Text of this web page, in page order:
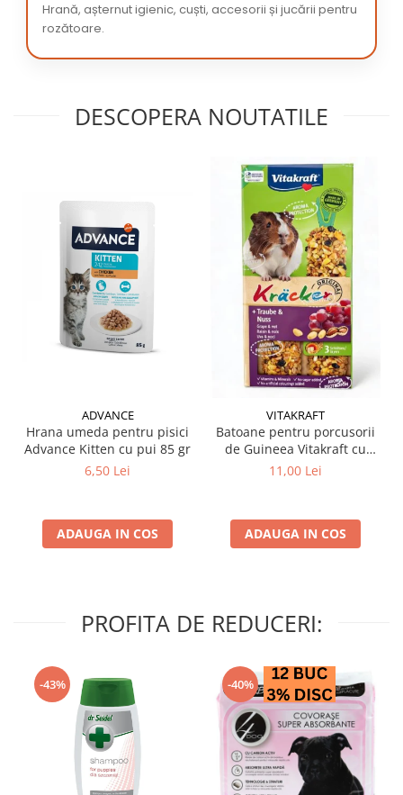
Hrană, așternut igienic, cuști, accesorii și jucării pentru
rozătoare.
DESCOPERA NOUTATILE
ADVANCE
Hrana umeda pentru pisici
Advance Kitten cu pui 85 gr
6,50 Lei
ADAUGA IN COS
VITAKRAFT
Batoane pentru porcusorii
de Guineea Vitakraft cu
struguri & nuci 2 buc
11,00 Lei
ADAUGA IN COS
PROFITA DE REDUCERI:
-43% -40%